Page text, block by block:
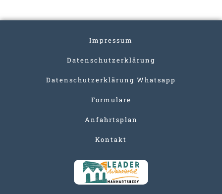
Impressum
Datenschutzerklärung
Datenschutzerklärung Whatsapp
Formulare
Anfahrtsplan
Kontakt